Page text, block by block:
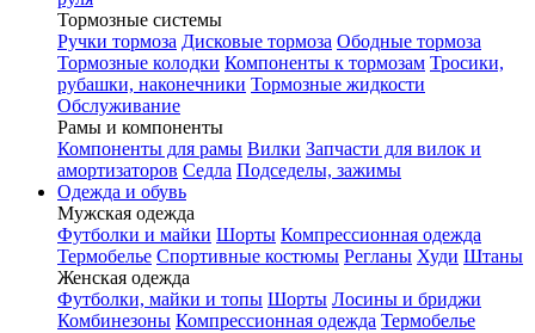
Тормозные системы
Ручки тормоза Дисковые тормоза Ободные тормоза
Тормозные колодки Компоненты к тормозам Тросики,
рубашки, наконечники Тормозные жидкости
Обслуживание
Рамы и компоненты
Компоненты для рамы Вилки Запчасти для вилок и
амортизаторов Седла Подседелы, зажимы
Одежда и обувь
Мужская одежда
Футболки и майки Шорты Компрессионная одежда
Термобелье Спортивные костюмы Регланы Худи Штаны
Женская одежда
Футболки, майки и топы Шорты Лосины и бриджи
Комбинезоны Компрессионная одежда Термобелье